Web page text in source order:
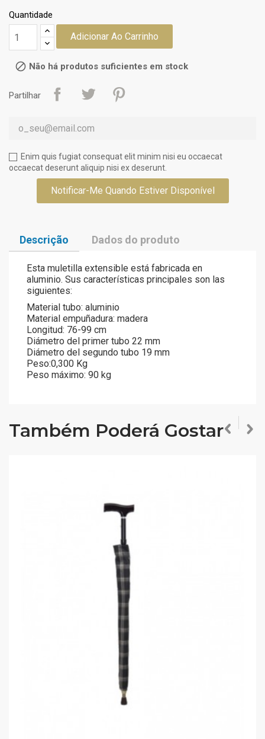
Quantidade
Adicionar Ao Carrinho
 Não há produtos suficientes em stock
Partilhar
Enim quis fugiat consequat elit minim nisi eu occaecat
occaecat deserunt aliquip nisi ex deserunt.
Notificar-Me Quando Estiver Disponível
Descrição Dados do produto
Esta muletilla extensible está fabricada en
aluminio. Sus características principales son las
siguientes:
Material tubo: aluminio
Material empuñadura: madera
Longitud: 76-99 cm
Diámetro del primer tubo 22 mm
Diámetro del segundo tubo 19 mm
Peso:0,300 Kg
Peso máximo: 90 kg
Também Poderá Gostar